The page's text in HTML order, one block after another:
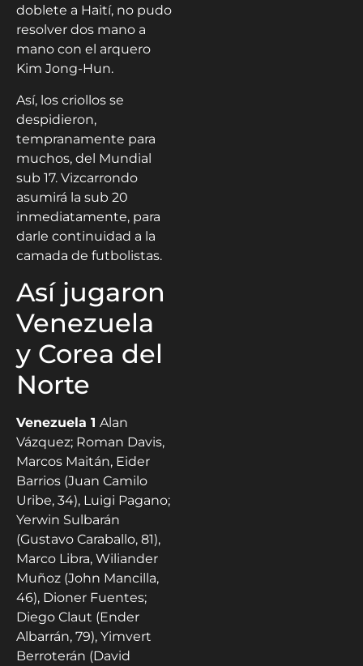
doblete a Haití, no pudo
resolver dos mano a
mano con el arquero
Kim Jong-Hun.
Así, los criollos se
despidieron,
tempranamente para
muchos, del Mundial
sub 17. Vizcarrondo
asumirá la sub 20
inmediatamente, para
darle continuidad a la
camada de futbolistas.
Así jugaron
Venezuela
y Corea del
Norte
Venezuela 1 Alan
Vázquez; Roman Davis,
Marcos Maitán, Eider
Barrios (Juan Camilo
Uribe, 34), Luigi Pagano;
Yerwin Sulbarán
(Gustavo Caraballo, 81),
Marco Libra, Wiliander
Muñoz (John Mancilla,
46), Dioner Fuentes;
Diego Claut (Ender
Albarrán, 79), Yimvert
Berroterán (David